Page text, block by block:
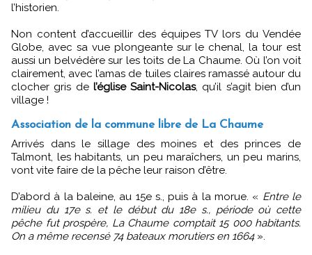
l’historien.
Non content d’accueillir des équipes TV lors du Vendée
Globe, avec sa vue plongeante sur le chenal, la tour est
aussi un belvédère sur les toits de La Chaume. Où l’on voit
clairement, avec l’amas de tuiles claires ramassé autour du
clocher gris de l’église Saint-Nicolas, qu’il s’agit bien d’un
village !
Association de la commune libre de La Chaume
Arrivés dans le sillage des moines et des princes de
Talmont, les habitants, un peu maraîchers, un peu marins,
vont vite faire de la pêche leur raison d’être.
D’abord à la baleine, au 15e s., puis à la morue. « Entre le
milieu du 17e s. et le début du 18e s., période où cette
pêche fut prospère, La Chaume comptait 15 000 habitants.
On a même recensé 74 bateaux morutiers en 1664».